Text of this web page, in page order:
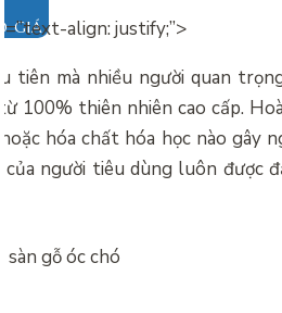
GIÁ
align: justify;”>
tiên mà nhiều người quan
100% thiên nhiên cao cấp.
hóa chất hóa học nào gây
của người tiêu dùng luôn được